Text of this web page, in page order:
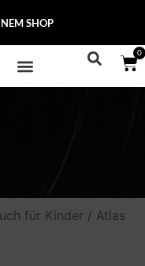
EINEM SHOP
0
für Kinder / Atlas